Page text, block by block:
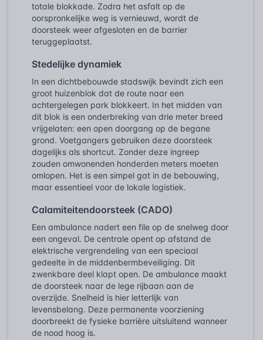
totale blokkade. Zodra het asfalt op de
oorspronkelijke weg is vernieuwd, wordt de
doorsteek weer afgesloten en de barrier
teruggeplaatst.
Stedelijke dynamiek
In een dichtbebouwde stadswijk bevindt zich een
groot huizenblok dat de route naar een
achtergelegen park blokkeert. In het midden van
dit blok is een onderbreking van drie meter breed
vrijgelaten: een open doorgang op de begane
grond. Voetgangers gebruiken deze doorsteek
dagelijks als shortcut. Zonder deze ingreep
zouden omwonenden honderden meters moeten
omlopen. Het is een simpel gat in de bebouwing,
maar essentieel voor de lokale logistiek.
Calamiteitendoorsteek (CADO)
Een ambulance nadert een file op de snelweg door
een ongeval. De centrale opent op afstand de
elektrische vergrendeling van een speciaal
gedeelte in de middenbermbeveiliging. Dit
zwenkbare deel klapt open. De ambulance maakt
de doorsteek naar de lege rijbaan aan de
overzijde. Snelheid is hier letterlijk van
levensbelang. Deze permanente voorziening
doorbreekt de fysieke barrière uitsluitend wanneer
de nood hoog is.